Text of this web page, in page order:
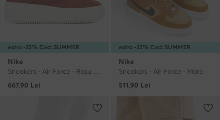
extra -25% Cod: SUMMER
Nike
Sneakers · Air Force · Roșu închis
667,90 Lei
extra -25% Cod: SUMMER
Nike
Sneakers · Air Force · Maro
511,90 Lei